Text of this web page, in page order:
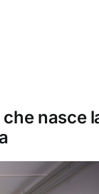
nasce